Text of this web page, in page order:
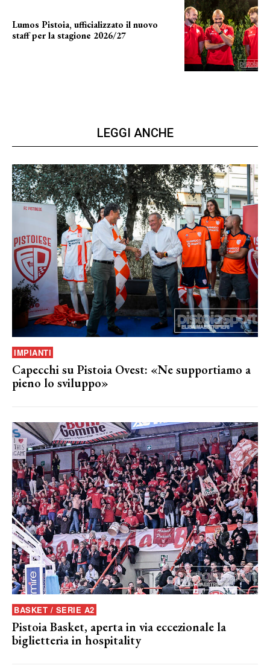
Lumos Pistoia, ufficializzato il nuovo
staff per la stagione 2026/27
LEGGI ANCHE
IMPIANTI
Capecchi su Pistoia Ovest: «Ne supportiamo a
pieno lo sviluppo»
BASKET / SERIE A2
Pistoia Basket, aperta in via eccezionale la
biglietteria in hospitality